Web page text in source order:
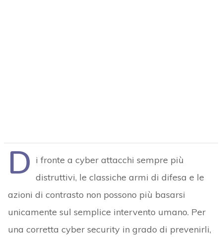
D i fronte a cyber attacchi sempre più
distruttivi, le classiche armi di difesa e le
azioni di contrasto non possono più basarsi
unicamente sul semplice intervento umano. Per
una corretta cyber security in grado di prevenirli,